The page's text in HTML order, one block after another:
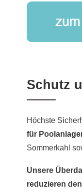
Schutz
Höchste
für
Sommerkahl
Unsere
reduzieren